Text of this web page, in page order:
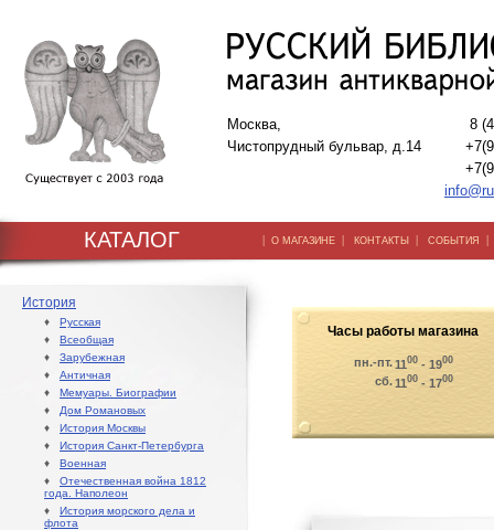
Москва,
Чистопрудный бульвар, д.14
8
КАТАЛОГ | О МАГАЗИНЕ | КОНТАКТЫ | СОБЫТИЯ
История
♦ Русская
♦ Всеобщая
♦ Зарубежная
♦ Античная
♦ Мемуары. Биографии
♦ Дом Романовых
♦ История Москвы
♦ История Санкт-Петербурга
♦ Военная
♦ Отечественная война 1812
года. Наполеон
♦ История морского дела и
флота
Часы работы магазина
пн.-пт.1100 - 1900
сб.1100 - 1700